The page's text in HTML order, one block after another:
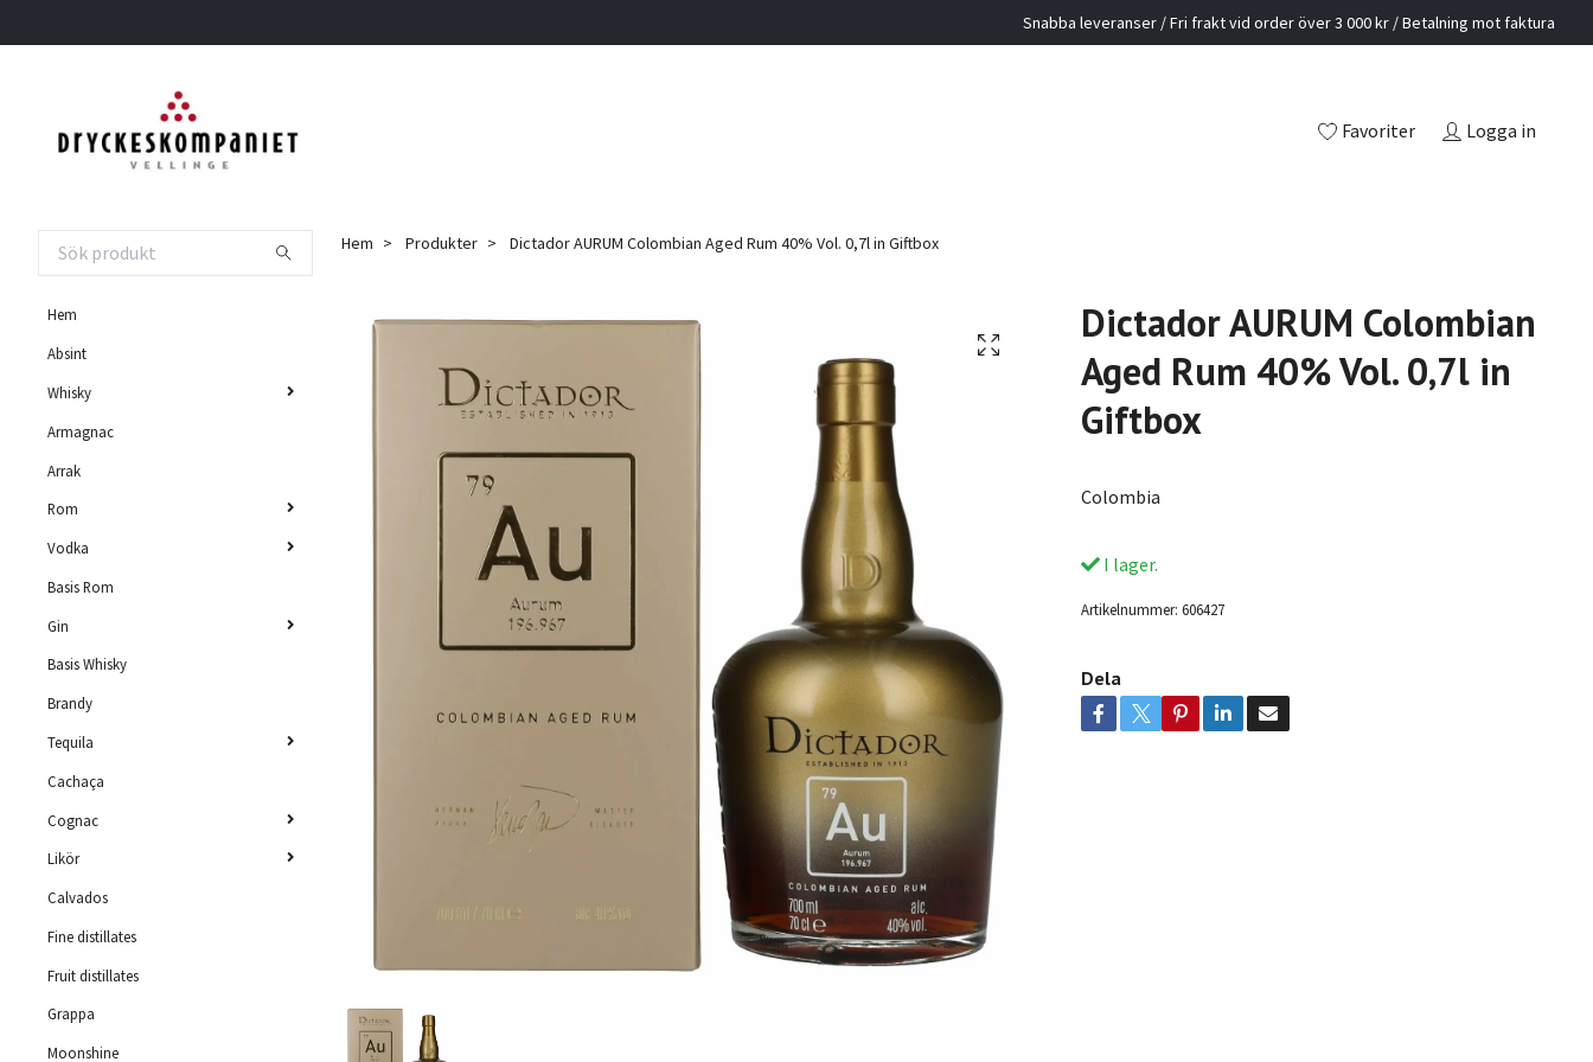
Snabba leveranser / Fri frakt vid order över 3 000 kr / Betalning mot faktura
Favoriter Logga in
Hem
Absint
Whisky
Armagnac
Arrak
Rom
Vodka
Basis Rom
Gin
Basis Whisky
Brandy
Tequila
Cachaça
Cognac
Likör
Calvados
Fine distillates
Fruit distillates
Grappa
Moonshine
Hem Produkter Dictador AURUM Colombian Aged Rum 40% Vol. 0,7l in Giftbox
Dictador AURUM Colombian
Aged Rum 40% Vol. 0,7l in
Giftbox
Colombia
I lager.
Artikelnummer: 606427
Dela